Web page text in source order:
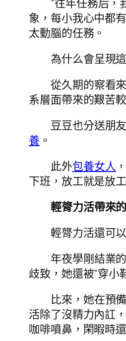
“往年任務后
象，每小我心中都
太動腦的任務。
為什么會呈現
從久期的察看
系層面帶來的艱苦
豆豆也分送朋
養 。
此外包養女人
下班，放工就是放工
輕膂力活帶來
輕膂力活還可
年夜學剛結業
歧致，她還被“穿小
比來，她在預
活除了沒精力內訌
咖啡噴鼻，閑暇時